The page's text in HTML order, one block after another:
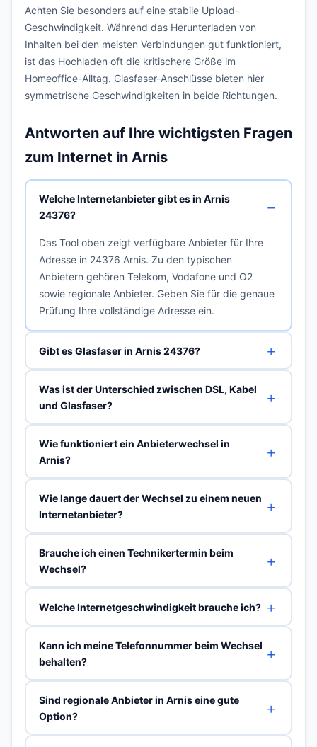
Achten Sie besonders auf eine stabile Upload-
Geschwindigkeit. Während das Herunterladen von
Inhalten bei den meisten Verbindungen gut funktioniert,
ist das Hochladen oft die kritischere Größe im
Homeoffice-Alltag. Glasfaser-Anschlüsse bieten hier
symmetrische Geschwindigkeiten in beide Richtungen.
Antworten auf Ihre wichtigsten Fragen
zum Internet in Arnis
Welche Internetanbieter gibt es in Arnis
24376?
Das Tool oben zeigt verfügbare Anbieter für Ihre
Adresse in 24376 Arnis. Zu den typischen
Anbietern gehören Telekom, Vodafone und O2
sowie regionale Anbieter. Geben Sie für die genaue
Prüfung Ihre vollständige Adresse ein.
Gibt es Glasfaser in Arnis 24376?
Was ist der Unterschied zwischen DSL, Kabel
und Glasfaser?
Wie funktioniert ein Anbieterwechsel in
Arnis?
Wie lange dauert der Wechsel zu einem neuen
Internetanbieter?
Brauche ich einen Technikertermin beim
Wechsel?
Welche Internetgeschwindigkeit brauche ich?
Kann ich meine Telefonnummer beim Wechsel
behalten?
Sind regionale Anbieter in Arnis eine gute
Option?